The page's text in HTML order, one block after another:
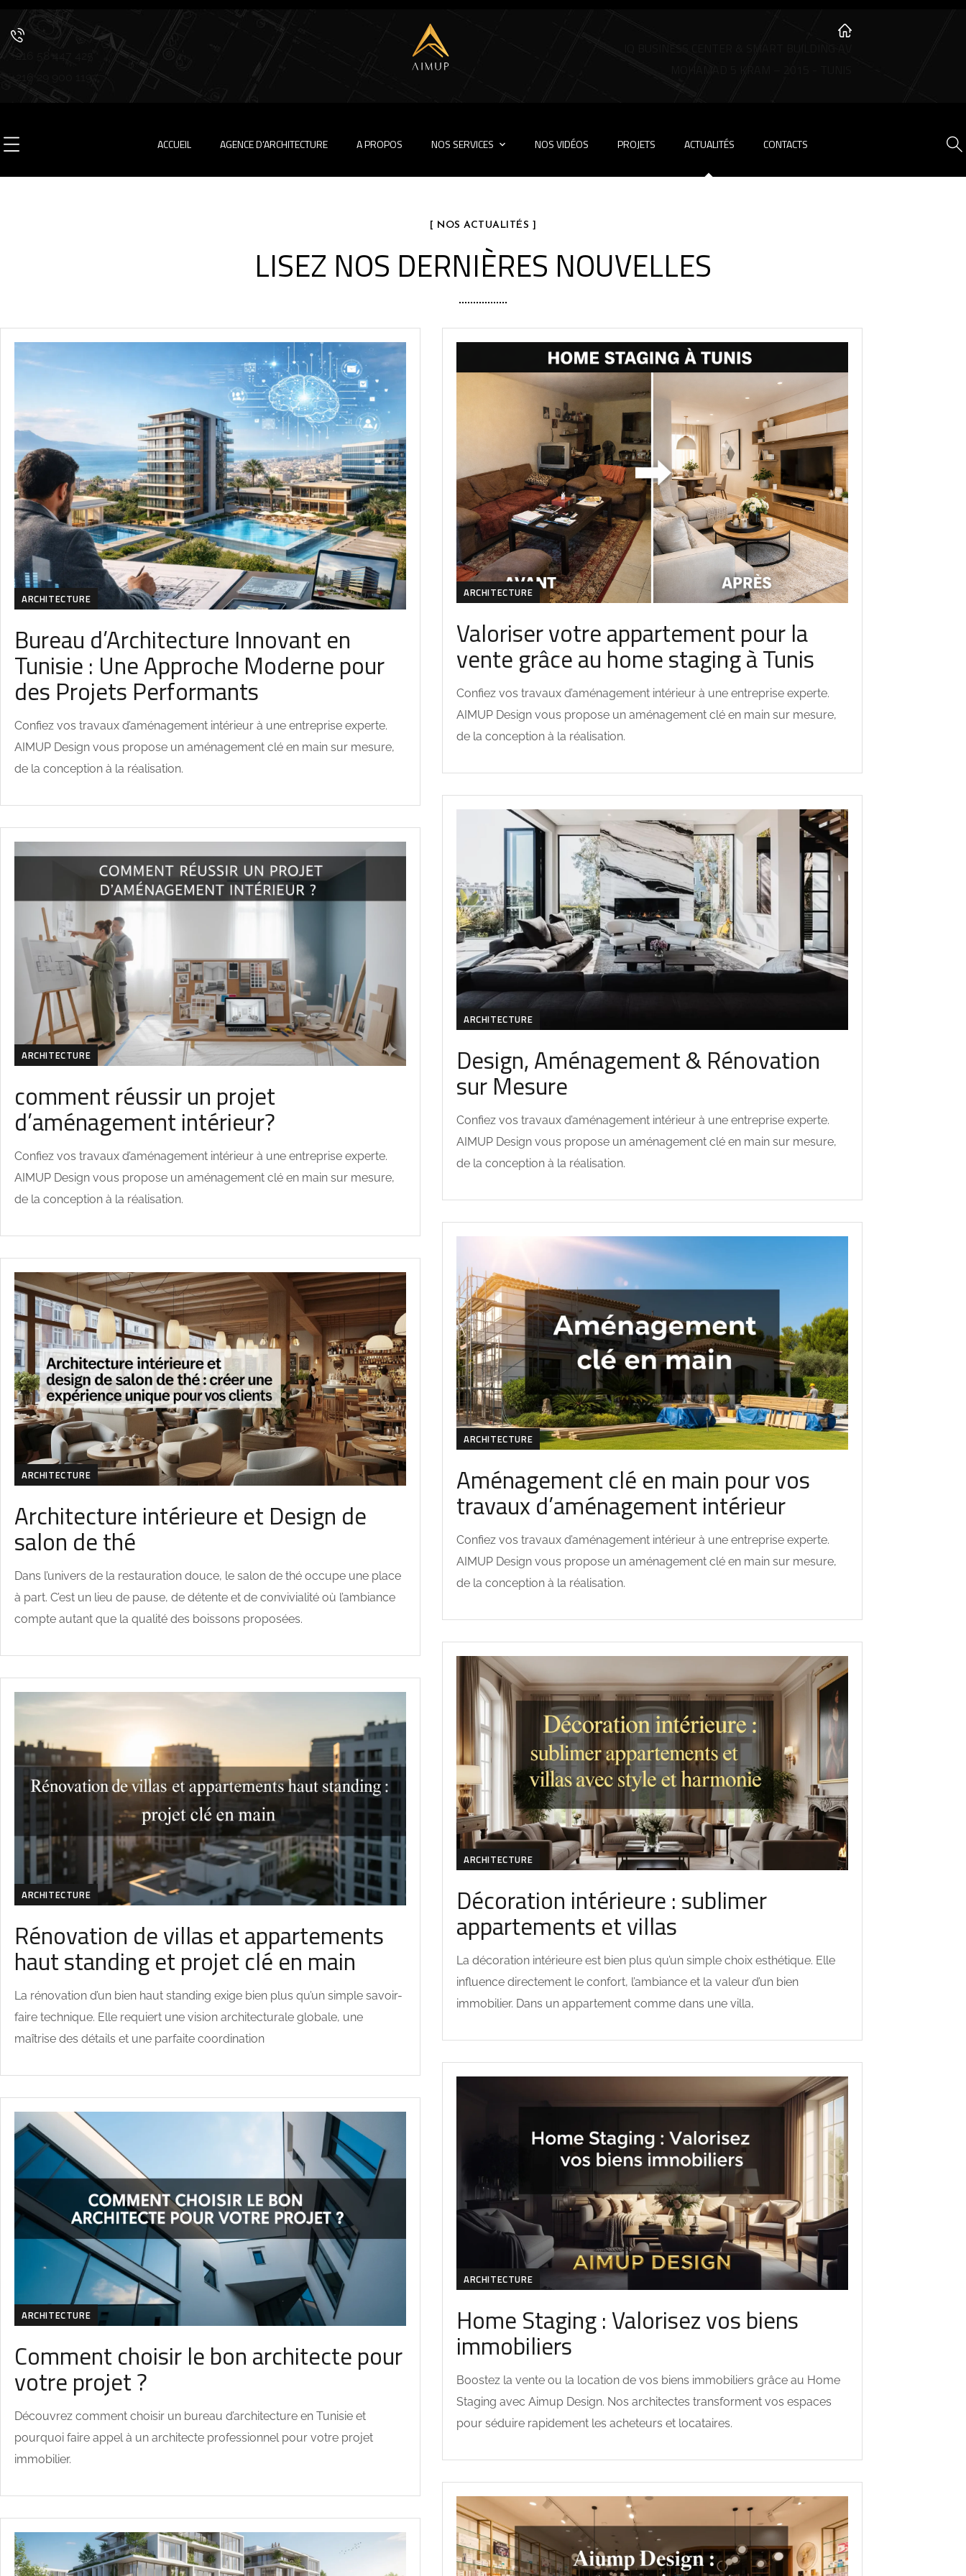
+216 58 447 425
ACCUEIL AGENCE D’ARCHITECTURE A PROPOS NOS SERVICES NOS VIDÉOS PROJETS ACTUALITÉS CONTACTS
[ NOS ACTUALITÉS ]
LISEZ NOS DERNIÈRES NOUVELLES
ARCHITECTURE
Bureau d’Architecture Innovant en
Tunisie : Une Approche Moderne pour
des Projets Performants
Confiez vos travaux d’aménagement intérieur à une entreprise experte.
AIMUP Design vous propose un aménagement clé en main sur mesure,
de la conception à la réalisation.
ARCHITECTURE
Valoriser votre appartement pour la
vente grâce au home staging à Tunis
Confiez vos travaux d’aménagement intérieur à une entreprise experte.
AIMUP Design vous propose un aménagement clé en main sur mesure,
de la conception à la réalisation.
ARCHITECTURE
Design, Aménagement & Rénovation
sur Mesure
Confiez vos travaux d’aménagement intérieur à une entreprise experte.
AIMUP Design vous propose un aménagement clé en main sur mesure,
de la conception à la réalisation.
ARCHITECTURE
comment réussir un projet
d’aménagement intérieur?
Confiez vos travaux d’aménagement intérieur à une entreprise experte.
AIMUP Design vous propose un aménagement clé en main sur mesure,
de la conception à la réalisation.
ARCHITECTURE
Aménagement clé en main pour vos
travaux d’aménagement intérieur
Confiez vos travaux d’aménagement intérieur à une entreprise experte.
AIMUP Design vous propose un aménagement clé en main sur mesure,
de la conception à la réalisation.
ARCHITECTURE
Architecture intérieure et Design de
salon de thé
Dans l’univers de la restauration douce, le salon de thé occupe une place
à part. C’est un lieu de pause, de détente et de convivialité où l’ambiance
compte autant que la qualité des boissons proposées.
ARCHITECTURE
Décoration intérieure : sublimer
appartements et villas
La décoration intérieure est bien plus qu’un simple choix esthétique. Elle
influence directement le confort, l’ambiance et la valeur d’un bien
immobilier. Dans un appartement comme dans une villa,
ARCHITECTURE
Rénovation de villas et appartements
haut standing et projet clé en main
La rénovation d’un bien haut standing exige bien plus qu’un simple savoir-
faire technique. Elle requiert une vision architecturale globale, une
maîtrise des détails et une parfaite coordination
ARCHITECTURE
Home Staging : Valorisez vos biens
immobiliers
Boostez la vente ou la location de vos biens immobiliers grâce au Home
Staging avec Aimup Design. Nos architectes transforment vos espaces
pour séduire rapidement les acheteurs et locataires.
ARCHITECTURE
Comment choisir le bon architecte pour
votre projet ?
Découvrez comment choisir un bureau d’architecture en Tunisie et
pourquoi faire appel à un architecte professionnel pour votre projet
immobilier.